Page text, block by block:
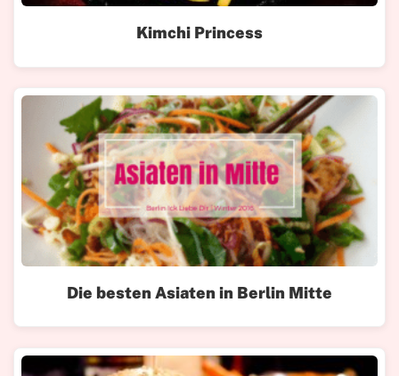
Kimchi Princess
Die besten Asiaten in Berlin Mitte